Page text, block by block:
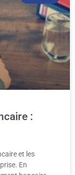
:
et les
En